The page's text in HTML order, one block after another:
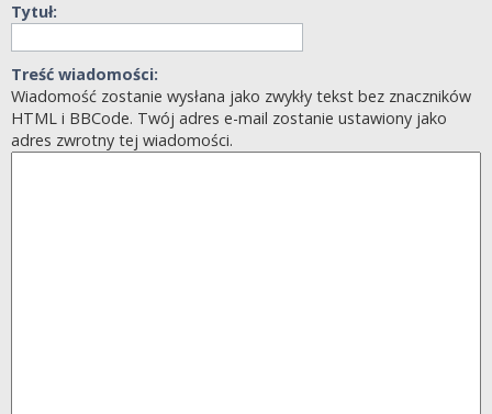
Tytuł:
Treść wiadomości:
Wiadomość zostanie wysłana jako zwykły tekst bez znaczników
HTML i BBCode. Twój adres e-mail zostanie ustawiony jako
adres zwrotny tej wiadomości.